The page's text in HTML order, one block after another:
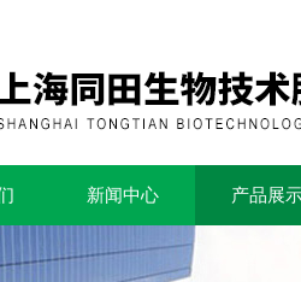
新闻中心 产品展